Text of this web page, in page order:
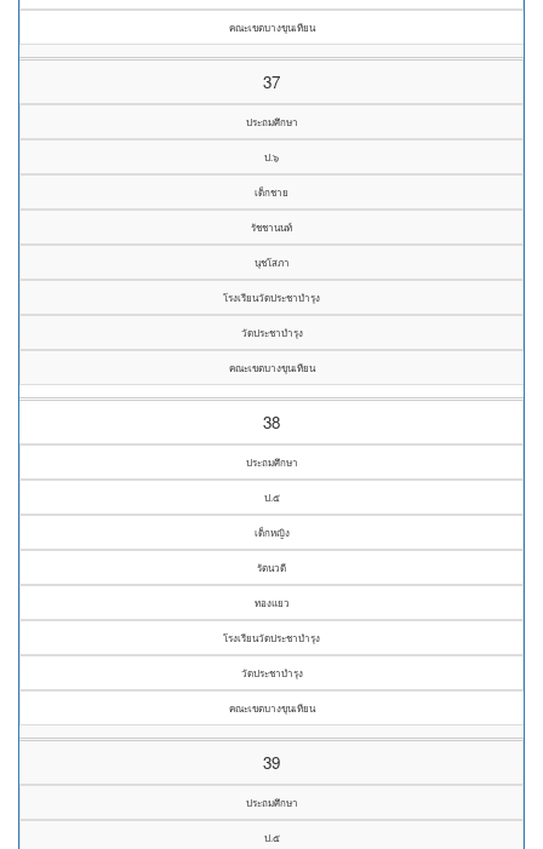
คณะเขตบางขุนเทียน
37
ประถมศึกษา
ป.๖
เด็กชาย
รัชชานนท์
นุชโสภา
โรงเรียนวัดประชาบำรุง
วัดประชาบำรุง
คณะเขตบางขุนเทียน
38
ประถมศึกษา
ป.๕
เด็กหญิง
รัตนวดี
ทองแยว
โรงเรียนวัดประชาบำรุง
วัดประชาบำรุง
คณะเขตบางขุนเทียน
39
ประถมศึกษา
ป.๕